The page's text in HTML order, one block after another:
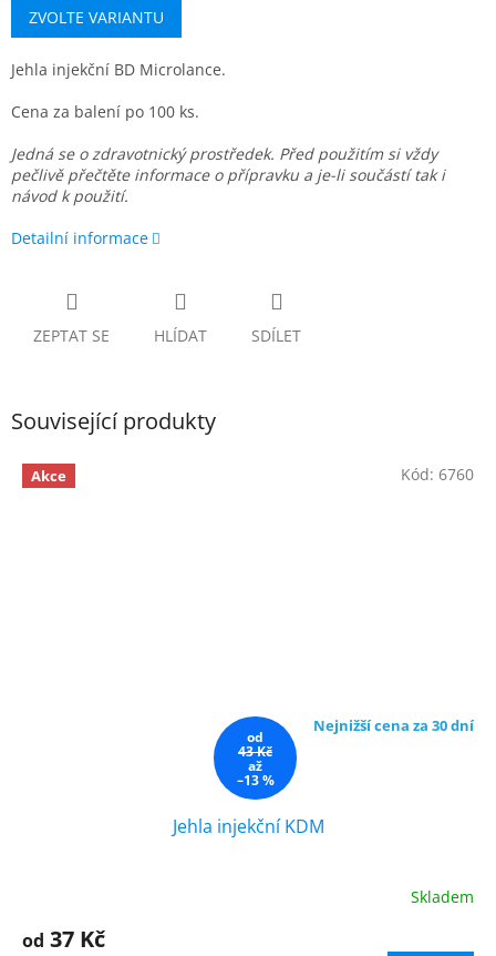
ZVOLTE VARIANTU
Jehla injekční BD Microlance.
Cena za balení po 100 ks.
Jedná se o zdravotnický prostředek. Před použitím si vždy
pečlivě přečtěte informace o přípravku a je-li součástí tak i
návod k použití.
Detailní informace
ZEPTAT SE HLÍDAT SDÍLET
Související produkty
Akce
od
43 Kč
až
–13 %
Nejnižší cena za 30 dní
Jehla injekční KDM
Skladem
od 37 Kč
Kód: 6760